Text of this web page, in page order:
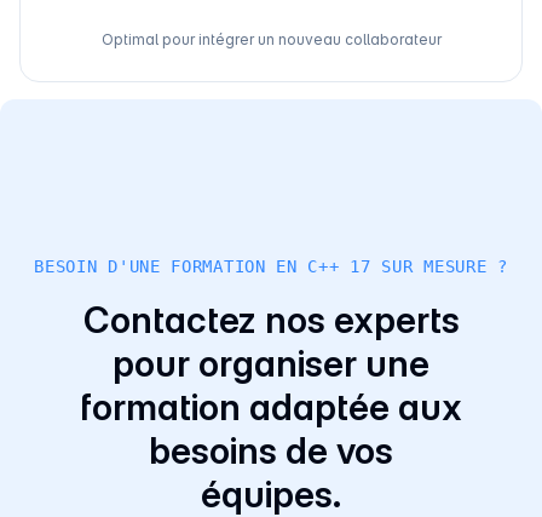
Optimal pour intégrer un nouveau collaborateur
BESOIN D'UNE FORMATION EN C++ 17 SUR MESURE ?
Contactez nos experts
pour organiser une
formation adaptée aux
besoins de vos
équipes.